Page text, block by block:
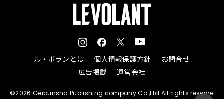
ル・ボランとは 個人情報保護方針
お問合せ
広告掲載
運営会社
©2026 Geibunsha Publishing company Co.,Ltd All rights reserve